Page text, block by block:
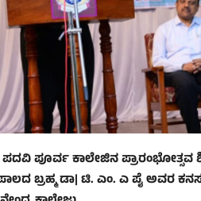
ಪದವಿ ಪೂರ್ವ ಕಾಲೇಜಿನ ಪ್ರಾರಂಭೋತ್ಸವ
ಬ್ರಹ್ಮ ಡಾ| ಟಿ. ಎಂ. ಎ ಪೈ ಅವರ